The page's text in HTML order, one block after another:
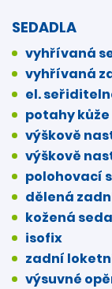
SEDADLA
vyhřívaná
vyhřívaná
el.
potahy kůže
výškově
výškově
polohovací
dělená
kožená
isofix
zadní
výsuvné